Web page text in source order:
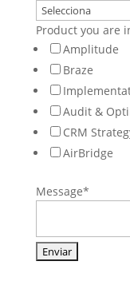
Product you are
Amplitude
Braze
Audit &
CRM
AirBridge
Message*